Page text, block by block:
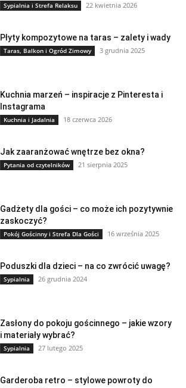
Sypialnia i Strefa Relaksu 22 kwietnia 2026
Płyty kompozytowe na taras – zalety i wady
Taras, Balkon i Ogród Zimowy 3 grudnia 2025
Kuchnia marzeń – inspiracje z Pinteresta i
Instagrama
Kuchnia i Jadalnia 18 czerwca 2026
Jak zaaranżować wnętrze bez okna?
Pytania od czytelników 21 sierpnia 2025
Gadżety dla gości – co może ich pozytywnie
zaskoczyć?
Pokój Gościnny i Strefa Dla Gości 16 września 2025
Poduszki dla dzieci – na co zwrócić uwagę?
Sypialnia 26 grudnia 2024
Zasłony do pokoju gościnnego – jakie wzory
i materiały wybrać?
Sypialnia 27 lutego 2025
Garderoba retro – stylowe powroty do